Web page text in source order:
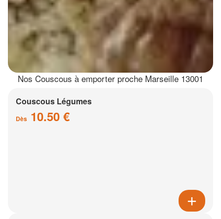
Nos Couscous à emporter proche Marseille 13001
Couscous Légumes
Dès 10.50 €